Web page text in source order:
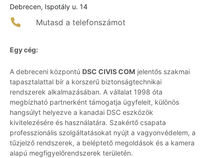
Debrecen, Ispotály u. 14
Mutasd a telefonszámot
Egy cég:
A debreceni központú DSC CIVIS COM jelentős szakmai
tapasztalattal bír a korszerű biztonságtechnikai
rendszerek alkalmazásában. A vállalat 1998 óta
megbízható partnerként támogatja ügyfeleit, különös
hangsúlyt helyezve a kanadai DSC eszközök
kivitelezésére és használatára. Szakértő csapata
professzionális szolgáltatásokat nyújt a vagyonvédelem, a
tűzjelző rendszerek, a beléptető megoldások és a kamera
alapú megfigyelőrendszerek területén.